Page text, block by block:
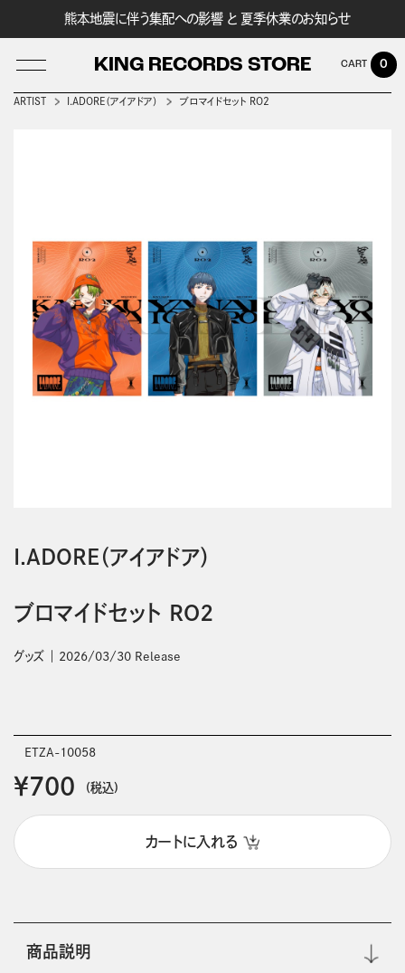
熊本地震に伴う集配への影響 と 夏季休業のお知らせ
KING RECORDS STORE 0
ARTIST I.ADORE（アイアドア） ブロマイドセット RO2
I.ADORE（アイアドア）
ブロマイドセット RO2
グッズ 2026/03/30 Release
ETZA-10058
￥700 (税込)
カートに入れる
商品説明